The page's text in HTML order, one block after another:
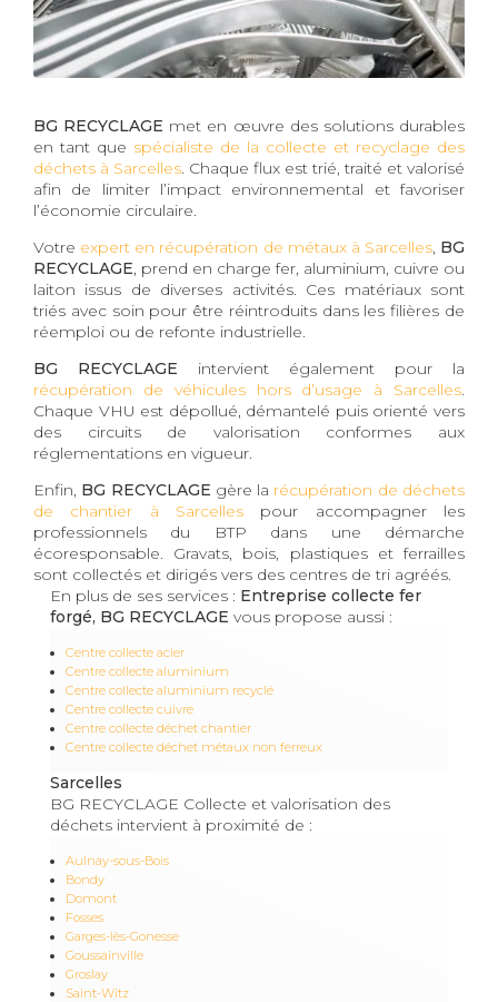
BG RECYCLAGE met en œuvre des solutions durables
en tant que spécialiste de la collecte et recyclage des
déchets à Sarcelles. Chaque flux est trié, traité et valorisé
afin de limiter l’impact environnemental et favoriser
l’économie circulaire.
Votre expert en récupération de métaux à Sarcelles, BG
RECYCLAGE, prend en charge fer, aluminium, cuivre ou
laiton issus de diverses activités. Ces matériaux sont
triés avec soin pour être réintroduits dans les filières de
réemploi ou de refonte industrielle.
BG RECYCLAGE intervient également pour la
récupération de véhicules hors d’usage à Sarcelles.
Chaque VHU est dépollué, démantelé puis orienté vers
des circuits de valorisation conformes aux
réglementations en vigueur.
Enfin, BG RECYCLAGE gère la récupération de déchets
de chantier à Sarcelles pour accompagner les
professionnels du BTP dans une démarche
écoresponsable. Gravats, bois, plastiques et ferrailles
sont collectés et dirigés vers des centres de tri agréés.
En plus de ses services : Entreprise collecte fer
forgé, BG RECYCLAGE vous propose aussi :
Centre collecte acier
Centre collecte aluminium
Centre collecte aluminium recyclé
Centre collecte cuivre
Centre collecte déchet chantier
Centre collecte déchet métaux non ferreux
Sarcelles
BG RECYCLAGE Collecte et valorisation des
déchets intervient à proximité de :
Aulnay-sous-Bois
Bondy
Domont
Fosses
Garges-lès-Gonesse
Goussainville
Groslay
Saint-Witz